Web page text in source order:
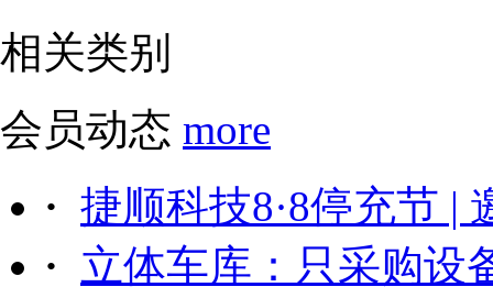
相关类别
会员动态 more
· 捷顺科技8·8停充节 |
· 立体车库：只采购设